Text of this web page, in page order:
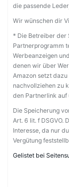
die passende
Wir wünschen dir
* Die Betreiber der
Partnerprogramm
Werbeanzeigen
denen wir über
Amazon setzt
nachvollziehen zu
den Partnerlink auf
Die Speicherung
Art. 6 lit. f DSGVO.
Interesse, da nur
Vergütung
Gelistet bei